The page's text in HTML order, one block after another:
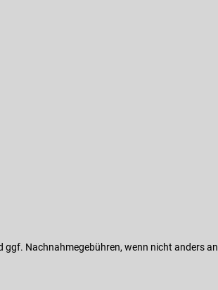
ggf. Nachnahmegebühren, wenn nicht anders